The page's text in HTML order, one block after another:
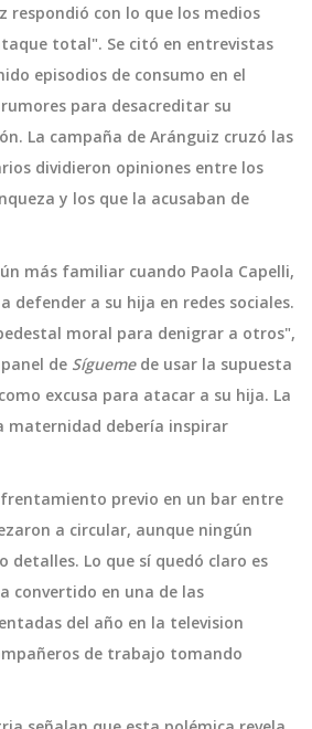
respondió con lo que los medios
total". Se citó en entrevistas
episodios de consumo en el
para desacreditar su
La campaña de Aránguiz cruzó las
dividieron opiniones entre los
y los que la acusaban de
más familiar cuando Paola Capelli,
defender a su hija en redes sociales.
moral para denigrar a otros",
de Síguemede usar la supuesta
excusa para atacar a su hija. La
maternidad debería inspirar
previo en un bar entre
a circular, aunque ningún
detalles. Lo que sí quedó claro es
convertido en una de las
del año en la television
de trabajo tomando